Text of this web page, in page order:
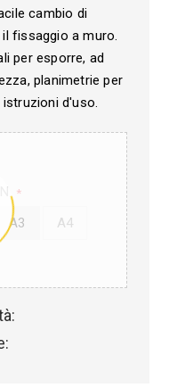
cambio di
fissaggio a muro.
per esporre, ad
planimetrie per
d'uso.
*
A3 A4